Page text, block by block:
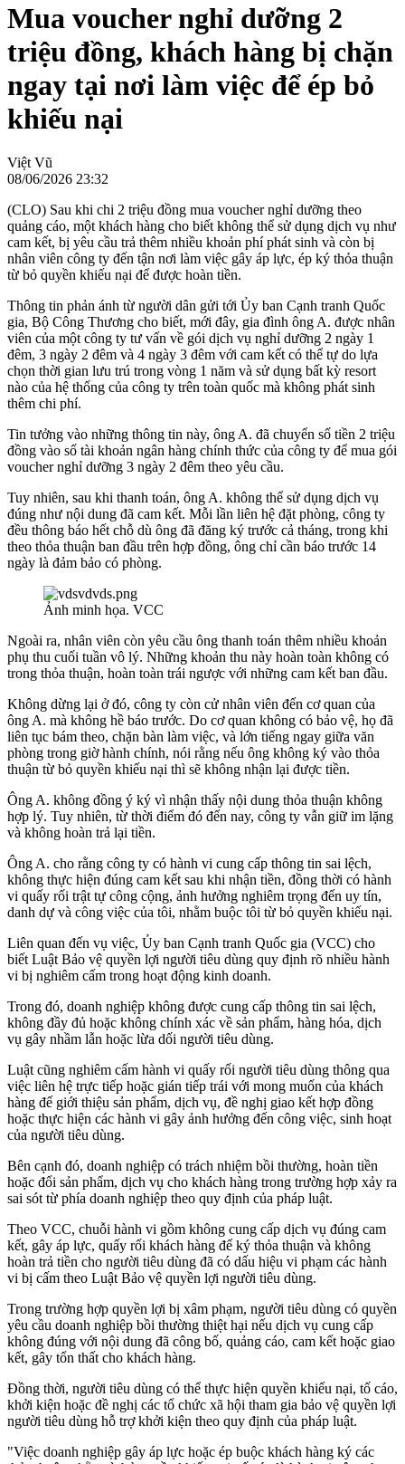
Mua voucher nghỉ dưỡng 2
triệu đồng, khách hàng bị chặn
ngay tại nơi làm việc để ép bỏ
khiếu nại
Việt Vũ
08/06/2026 23:32
(CLO) Sau khi chi 2 triệu đồng mua voucher nghỉ dưỡng theo
quảng cáo, một khách hàng cho biết không thể sử dụng dịch vụ như
cam kết, bị yêu cầu trả thêm nhiều khoản phí phát sinh và còn bị
nhân viên công ty đến tận nơi làm việc gây áp lực, ép ký thỏa thuận
từ bỏ quyền khiếu nại để được hoàn tiền.
Thông tin phản ánh từ người dân gửi tới Ủy ban Cạnh tranh Quốc
gia, Bộ Công Thương cho biết, mới đây, gia đình ông A. được nhân
viên của một công ty tư vấn về gói dịch vụ nghỉ dưỡng 2 ngày 1
đêm, 3 ngày 2 đêm và 4 ngày 3 đêm với cam kết có thể tự do lựa
chọn thời gian lưu trú trong vòng 1 năm và sử dụng bất kỳ resort
nào của hệ thống của công ty trên toàn quốc mà không phát sinh
thêm chi phí.
Tin tưởng vào những thông tin này, ông A. đã chuyển số tiền 2 triệu
đồng vào số tài khoản ngân hàng chính thức của công ty để mua gói
voucher nghỉ dưỡng 3 ngày 2 đêm theo yêu cầu.
Tuy nhiên, sau khi thanh toán, ông A. không thể sử dụng dịch vụ
đúng như nội dung đã cam kết. Mỗi lần liên hệ đặt phòng, công ty
đều thông báo hết chỗ dù ông đã đăng ký trước cả tháng, trong khi
theo thỏa thuận ban đầu trên hợp đồng, ông chỉ cần báo trước 14
ngày là đảm bảo có phòng.
Ảnh minh họa. VCC
Ngoài ra, nhân viên còn yêu cầu ông thanh toán thêm nhiều khoản
phụ thu cuối tuần vô lý. Những khoản thu này hoàn toàn không có
trong thỏa thuận, hoàn toàn trái ngược với những cam kết ban đầu.
Không dừng lại ở đó, công ty còn cử nhân viên đến cơ quan của
ông A. mà không hề báo trước. Do cơ quan không có bảo vệ, họ đã
liên tục bám theo, chặn bàn làm việc, và lớn tiếng ngay giữa văn
phòng trong giờ hành chính, nói rằng nếu ông không ký vào thỏa
thuận từ bỏ quyền khiếu nại thì sẽ không nhận lại được tiền.
Ông A. không đồng ý ký vì nhận thấy nội dung thỏa thuận không
hợp lý. Tuy nhiên, từ thời điểm đó đến nay, công ty vẫn giữ im lặng
và không hoàn trả lại tiền.
Ông A. cho rằng công ty có hành vi cung cấp thông tin sai lệch,
không thực hiện đúng cam kết sau khi nhận tiền, đồng thời có hành
vi quấy rối trật tự công cộng, ảnh hưởng nghiêm trọng đến uy tín,
danh dự và công việc của tôi, nhằm buộc tôi từ bỏ quyền khiếu nại.
Liên quan đến vụ việc, Ủy ban Cạnh tranh Quốc gia (VCC) cho
biết Luật Bảo vệ quyền lợi người tiêu dùng quy định rõ nhiều hành
vi bị nghiêm cấm trong hoạt động kinh doanh.
Trong đó, doanh nghiệp không được cung cấp thông tin sai lệch,
không đầy đủ hoặc không chính xác về sản phẩm, hàng hóa, dịch
vụ gây nhầm lẫn hoặc lừa dối người tiêu dùng.
Luật cũng nghiêm cấm hành vi quấy rối người tiêu dùng thông qua
việc liên hệ trực tiếp hoặc gián tiếp trái với mong muốn của khách
hàng để giới thiệu sản phẩm, dịch vụ, đề nghị giao kết hợp đồng
hoặc thực hiện các hành vi gây ảnh hưởng đến công việc, sinh hoạt
của người tiêu dùng.
Bên cạnh đó, doanh nghiệp có trách nhiệm bồi thường, hoàn tiền
hoặc đổi sản phẩm, dịch vụ cho khách hàng trong trường hợp xảy ra
sai sót từ phía doanh nghiệp theo quy định của pháp luật.
Theo VCC, chuỗi hành vi gồm không cung cấp dịch vụ đúng cam
kết, gây áp lực, quấy rối khách hàng để ký thỏa thuận và không
hoàn trả tiền cho người tiêu dùng đã có dấu hiệu vi phạm các hành
vi bị cấm theo Luật Bảo vệ quyền lợi người tiêu dùng.
Trong trường hợp quyền lợi bị xâm phạm, người tiêu dùng có quyền
yêu cầu doanh nghiệp bồi thường thiệt hại nếu dịch vụ cung cấp
không đúng với nội dung đã công bố, quảng cáo, cam kết hoặc giao
kết, gây tổn thất cho khách hàng.
Đồng thời, người tiêu dùng có thể thực hiện quyền khiếu nại, tố cáo,
khởi kiện hoặc đề nghị các tổ chức xã hội tham gia bảo vệ quyền lợi
người tiêu dùng hỗ trợ khởi kiện theo quy định của pháp luật.
"Việc doanh nghiệp gây áp lực hoặc ép buộc khách hàng ký các